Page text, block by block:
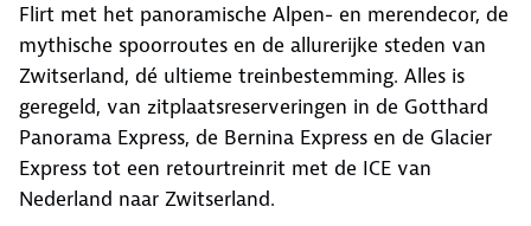
Flirt met het panoramische Alpen- en merendecor, de
mythische spoorroutes en de allurerijke steden van
Zwitserland, dé ultieme treinbestemming. Alles is
geregeld, van zitplaatsreserveringen in de Gotthard
Panorama Express, de Bernina Express en de Glacier
Express tot een retourtreinrit met de ICE van
Nederland naar Zwitserland.